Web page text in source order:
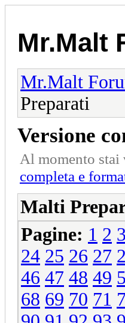
Mr.Malt
Mr.Malt
Preparati
Versione
Al momento
completa e
Malti
Pagine: 1 2 3
24 25 26 27
46 47 48 49
68 69 70 71